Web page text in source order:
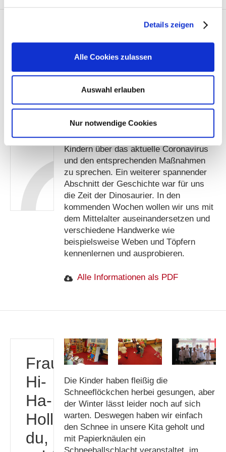
Details zeigen
Alle Cookies zulassen
Auswahl erlauben
Nur notwendige Cookies
Kinder
erforschen
Erde
Begonnen haben wir unser Projekt mit
dem Erforschen unseres
Sonnensystems. Weiter lernten die
vielen Viren und Bakterien begann.
Diese Thematik nutzten wir, um mit den
Kindern über das aktuelle Coronavirus
und den entsprechenden Maßnahmen
zu sprechen. Ein weiterer spannender
Abschnitt der Geschichte war für uns
die Zeit der Dinosaurier. In den
kommenden Wochen wollen wir uns mit
dem Mittelalter auseinandersetzen und
verschiedene Handwerke wie
beispielsweise Weben und Töpfern
kennenlernen und ausprobieren.
Alle Informationen als PDF
Frau
Hi-
Ha-
Holle,
du,
Die Kinder haben fleißig die
Schneeflöckchen herbei gesungen, aber
der Winter lässt leider noch auf sich
warten. Deswegen haben wir einfach
den Schnee in unsere Kita geholt und
mit Papierknäulen ein